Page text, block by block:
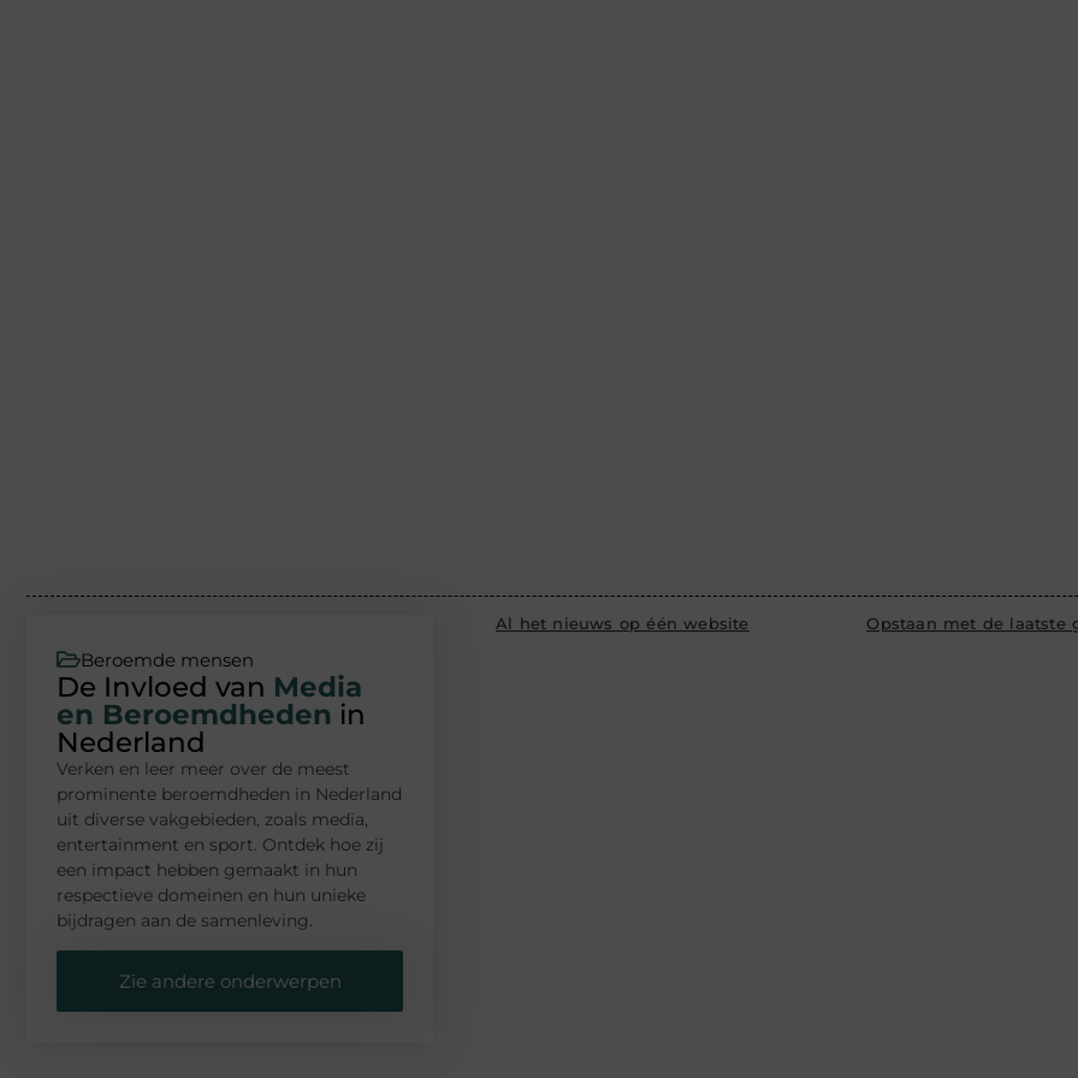
Beroemde mensen
De Invloed van Media
en Beroemdheden in
Nederland
Verken en leer meer over de meest
prominente beroemdheden in Nederland
uit diverse vakgebieden, zoals media,
entertainment en sport. Ontdek hoe zij
een impact hebben gemaakt in hun
respectieve domeinen en hun unieke
bijdragen aan de samenleving.
Zie andere onderwerpen
Al het nieuws op één website Opstaan met de laatste